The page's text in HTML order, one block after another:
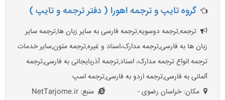
گروه تایپ و ترجمه اهورا ( دفتر ترجمه و تایپ )
ترجمه,ترجمه دوسویه,ترجمه فارسی به سایر زبان ها,ترجمه سایر
زبان ها به فارسی,ترجمه مدارک،اسناد و غیره,ترجمه متون,سایر خدمات
ترجمه انواع ترجمه مدارک، اسناد,ترجمه آذربایجانی به فارسی,ترجمه
آلمانی به فارسی,ترجمه اردو به فارسی,ترجمه اسپ
مکان: خراسان رضوی -
منبع: NetTarjome.ir